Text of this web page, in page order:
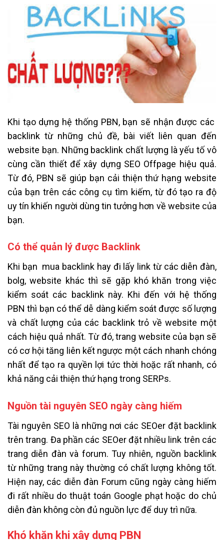
Khi tạo dựng hệ thống PBN, bạn sẽ nhận được các
backlink từ những chủ đề, bài viết liên quan đến
website bạn. Những backlink chất lượng là yếu tố vô
cùng cần thiết để xây dựng SEO Offpage hiệu quả.
Từ đó, PBN sẽ giúp bạn cải thiện thứ hạng website
của bạn trên các công cụ tìm kiếm, từ đó tạo ra độ
uy tín khiến người dùng tin tưởng hơn về website của
bạn.
Có thể quản lý được Backlink
Khi bạn mua backlink hay đi lấy link từ các diễn đàn,
bolg, website khác thì sẽ gặp khó khăn trong việc
kiểm soát các backlink này. Khi đến với hệ thống
PBN thì bạn có thể dễ dàng kiểm soát được số lượng
và chất lượng của các backlink trỏ về website một
cách hiệu quả nhất. Từ đó, trang website của bạn sẽ
có cơ hội tăng liên kết ngược một cách nhanh chóng
nhất để tạo ra quyền lợi tức thời hoặc rất nhanh, có
khả năng cải thiện thứ hạng trong SERPs.
Nguồn tài nguyên SEO ngày càng hiếm
Tài nguyên SEO là những nơi các SEOer đặt backlink
trên trang. Đa phần các SEOer đặt nhiều link trên các
trang diễn đàn và forum. Tuy nhiên, nguồn backlink
từ những trang này thường có chất lượng không tốt.
Hiện nay, các diễn đàn Forum cũng ngày càng hiếm
đi rất nhiều do thuật toán Google phạt hoặc do chủ
diễn đàn không còn đủ nguồn lực để duy trì nữa.
Khó khăn khi xây dựng PBN